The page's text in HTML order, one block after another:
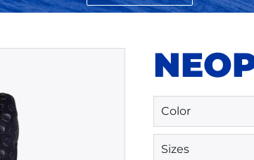
Color
Sizes